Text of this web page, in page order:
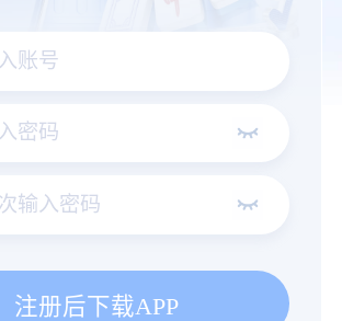
注册后下载APP